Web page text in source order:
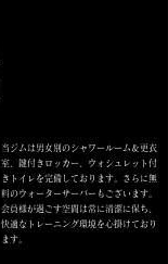
当ジムは男女別のシャワールーム＆更衣
室、 鍵付きロッカー、ウォシュレット付
き トイレを完備しております。
さらに無
料のウォーターサーバーもございます。
会員様が過ごす空間は常に清潔に保ち、
快適なトレーニング環境を心掛けており
ます。